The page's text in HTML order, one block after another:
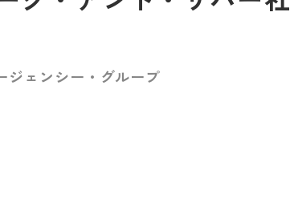
ジェンシー・グループ